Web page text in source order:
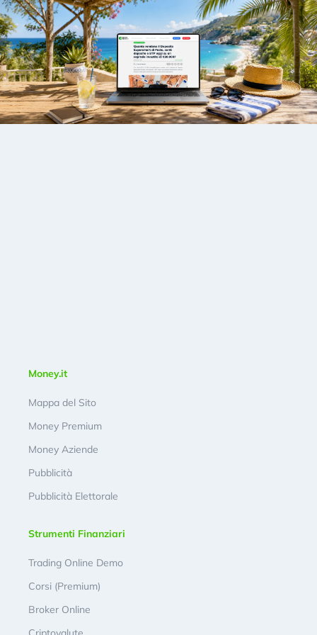
Money.it
Mappa del Sito
Money Premium
Money Aziende
Pubblicità
Pubblicità Elettorale
Strumenti Finanziari
Trading Online Demo
Corsi (Premium)
Broker Online